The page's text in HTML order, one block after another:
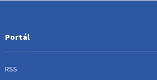
Portál
RSS